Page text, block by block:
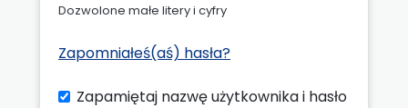
Dozwolone małe litery i cyfry
Zapomniałeś(aś) hasła?
Zapamiętaj nazwę użytkownika i hasło